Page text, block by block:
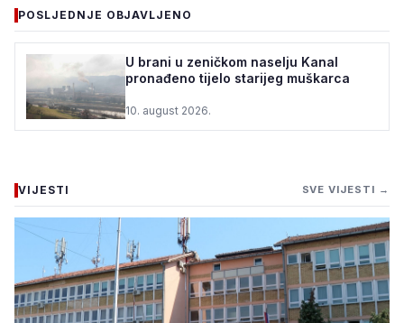
DOBOJ ISTOK: „DANI KULTURE
I DIJASPORE“ OKUPILI
UČESNIKE IZ ŠVEDSKE,
UKRAJINE, SENEGALA, G...
POSLJEDNJE OBJAVLJENO
U brani u zeničkom naselju Kanal
pronađeno tijelo starijeg muškarca
10. august 2026.
VIJESTI SVE VIJESTI →